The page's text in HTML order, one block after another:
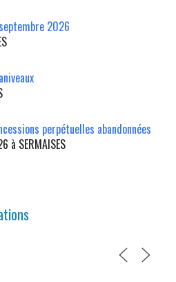
2026
perpétuelles abandonnées
SERMAISES